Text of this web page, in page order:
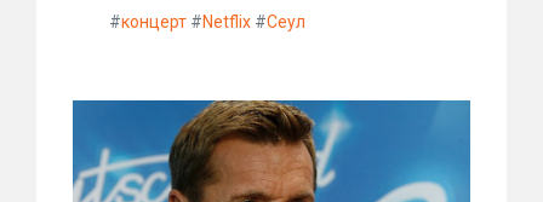
#концерт #Netflix #Сеул